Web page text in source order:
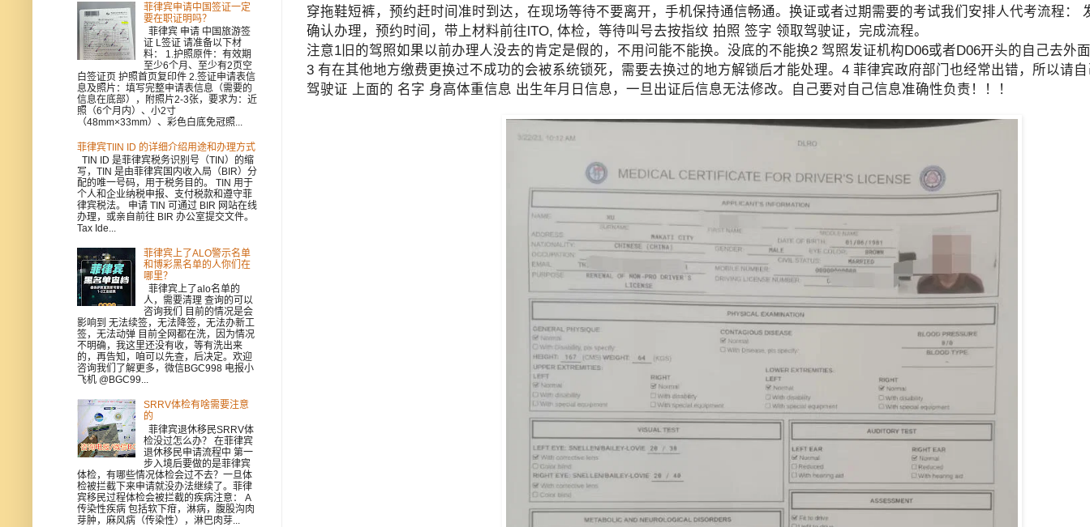
穿拖鞋短裤，预约赶时间准时到达，在现场等待不要离开，手机保持通信畅通。换证或者过期需要的考试我们安排人代考流程：
确认办理，预约时间，带上材料前往lTO, 体检，等待叫号去按指纹 拍照 签字 领取驾驶证，完成流程。
注意1旧的驾照如果以前办理人没去的肯定是假的，不用问能不能换。没底的不能换2 驾照发证机构D06或者D06开头的自己去外
3 有在其他地方缴费更换过不成功的会被系统锁死，需要去换过的地方解锁后才能处理。4 菲律宾政府部门也经常出错，所以请
驾驶证 上面的 名字 身高体重信息 出生年月日信息，一旦出证后信息无法修改。自己要对自己信息准确性负责！！！
菲律宾申请中国签证一定
要在职证明吗？
菲律宾 申请 中国旅游签
证 L签证 请准备以下材
料： 1.护照原件：有效期
至少6个月、至少有2页空
白签证页 护照首页复印件 2.签证申请表信
息及照片：填写完整申请表信息（需要的
信息在底部），附照片2-3张，要求为：近
照（6个月内）、小2寸
（48mm×33mm）、彩色白底免冠照...
菲律宾TIIN ID 的详细介绍用途和办理方式
TIN ID 是菲律宾税务识别号（TIN）的缩
写，TIN 是由菲律宾国内收入局（BIR）分
配的唯一号码，用于税务目的。 TIN 用于
个人和企业纳税申报、支付税款和遵守菲
律宾税法。 申请 TIN 可通过 BIR 网站在线
办理，或亲自前往 BIR 办公室提交文件。
Tax Ide...
菲律宾上了ALO警示名单
和博彩黑名单的人你们在
哪里？
菲律宾上了alo名单的
人，需要清理 查询的可以
咨询我们 目前的情况是会
影响到 无法续签，无法降签，无法办新工
签，无法动弹 目前全网都在洗，因为情况
不明确，我这里还没有收，等有洗出来
的，再告知，咱可以先查，后决定。欢迎
咨询我们了解更多，微信BGC998 电报小
飞机 @BGC99...
SRRV体检有啥需要注意
的
菲律宾退休移民SRRV体
检没过怎么办？ 在菲律宾
退休移民申请流程中 第一
步入境后要做的是菲律宾
体检，有哪些情况体检会过不去？一旦体
检被拦截下来申请就没办法继续了。菲律
宾移民过程体检会被拦截的疾病注意： A
传染性疾病 包括软下疳，淋病，腹股沟肉
芽肿，麻风病（传染性），淋巴肉芽...